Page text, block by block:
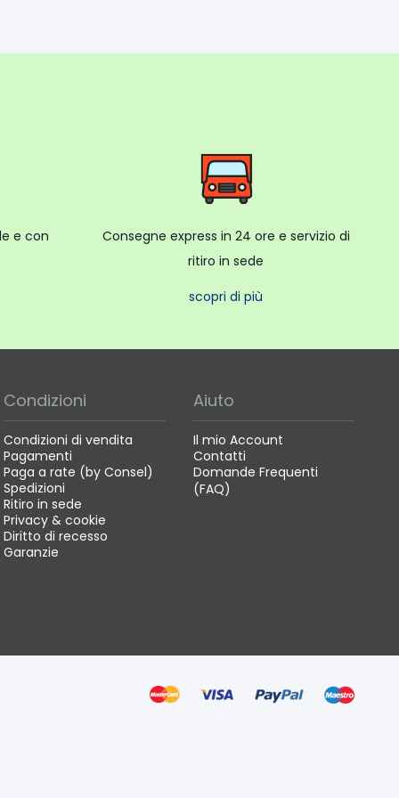
e con
Consegne express in 24 ore e servizio di
ritiro in sede
scopri di più
Condizioni
Condizioni di vendita
Pagamenti
Paga a rate (by Consel)
Spedizioni
Ritiro in sede
Privacy & cookie
Diritto di recesso
Garanzie
Aiuto
Il mio Account
Contatti
Domande Frequenti
(FAQ)